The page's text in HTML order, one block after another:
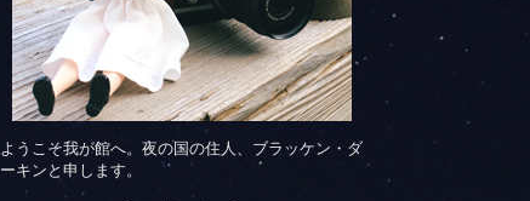
ようこそ我が館へ。夜の国の住人、ブラッケン・ダ
ーキンと申します。